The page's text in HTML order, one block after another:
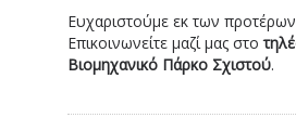
Ευχαριστούμε εκ των
Επικοινωνείτε μαζί μας στο
Βιομηχανικό Πάρκο Σχιστού.